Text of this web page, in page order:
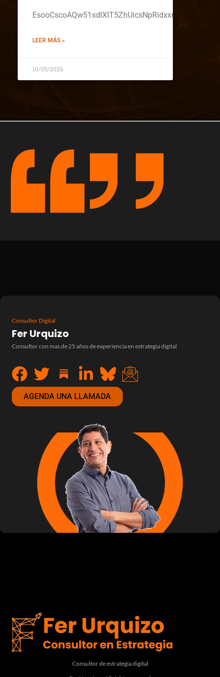
LEER MÁS »
10/05/2026
Consultor Digital
Fer Urquizo
Consultor con mas de 25 años de experiencia en estrategia digital
AGENDA UNA LLAMADA
Consultor de estrategia digital